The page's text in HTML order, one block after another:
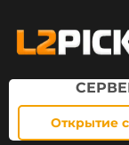
Открытие